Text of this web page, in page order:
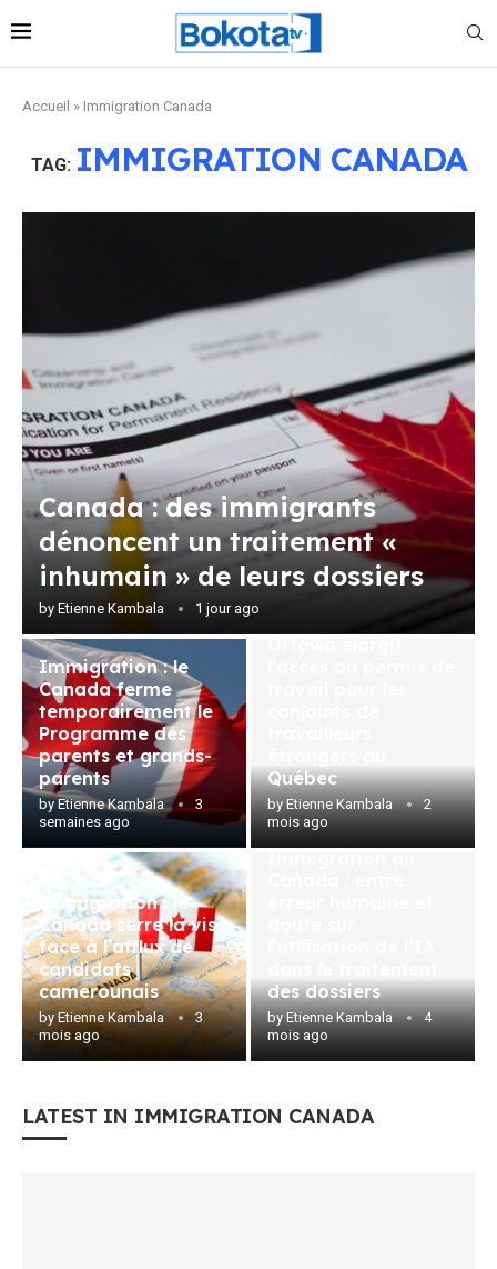
Accueil » Immigration Canada
TAG: IMMIGRATION CANADA
Canada : des immigrants
dénoncent un traitement «
inhumain » de leurs dossiers
by Etienne Kambala 1 jour ago
Immigration : le
Canada ferme
temporairement le
Programme des
parents et grands-
parents
byEtienne Kambala
3
semaines ago
Québec
byEtienne Kambala
2
mois ago
Immigration : le
Canada serre la vis
face à l’afflux de
candidats
camerounais
byEtienne Kambala
3
mois ago
des dossiers
byEtienne Kambala
4
mois ago
LATEST IN IMMIGRATION CANADA